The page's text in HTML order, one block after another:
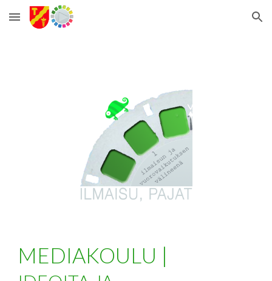
Skip to main content Skip to navigation
MEDIAKOULU |